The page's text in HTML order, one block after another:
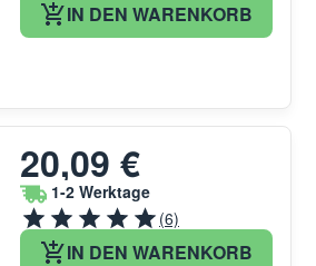
IN DEN WARENKORB
20,09 €
1-2 Werktage
(6)
IN DEN WARENKORB